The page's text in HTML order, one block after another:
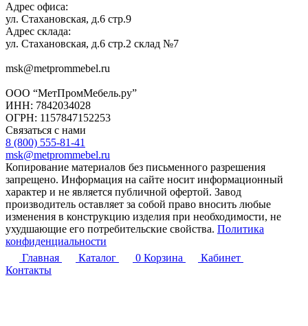
Адрес офиса:
ул. Стахановская, д.6 стр.9
Адрес склада:
ул. Стахановская, д.6 стр.2 склад №7
msk@metprommebel.ru
ООО “МетПромМебель.ру”
ИНН: 7842034028
ОГРН: 1157847152253
Связаться с нами
8 (800) 555-81-41
msk@metprommebel.ru
Копирование материалов без письменного разрешения
запрещено. Информация на сайте носит информационный
характер и не является публичной офертой. Завод
производитель оставляет за собой право вносить любые
изменения в конструкцию изделия при необходимости, не
ухудшающие его потребительские свойства. Политика
конфиденциальности
Главная
Каталог 0 Корзина
Кабинет
Контакты